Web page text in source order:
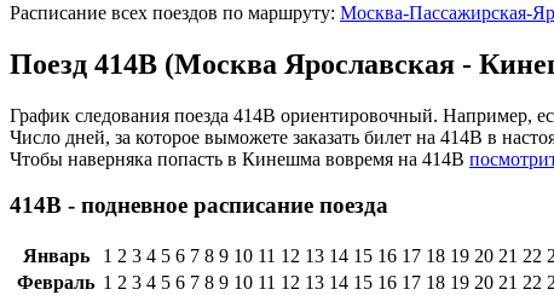
Расписание всех поездов по маршруту: Москва-Пассажирская-
Поезд 414В (Москва Ярославская -
График следования поезда 414В ориентировочный. Например,
Число дней, за которое выможете заказать билет на 414В в
Чтобы наверняка попасть в Кинешма вовремя на 414В
414В - подневное расписание поезда
Январь 1 2 3 4 5 6 7 8 9 10 11 12 13 14 15 16 17 18 19 20 21 22
Февраль 1 2 3 4 5 6 7 8 9 10 11 12 13 14 15 16 17 18 19 20 21 22